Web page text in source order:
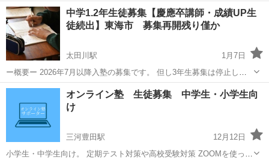
中学1.2年生徒募集【慶應卒講師・成績UP生
徒続出】東海市 募集再開残り僅か
太田川駅
1月7日
ー概要ー 2026年7月以降入塾の募集です。 但し3年生募集は停止して
おります。 中学生の英語と数学を教えます。 定期テスト対策に重点を
置いた学習を実施いたします。 参考書などの教材を使用します。 ー講
愛知 東海市 太田川駅 塾 定年退職
オンライン塾 生徒募集 中学生・小学生向
け
三河豊田駅
12月12日
小学生・中学生向け。 定期テスト対策や高校受験対策 ZOOMを使った